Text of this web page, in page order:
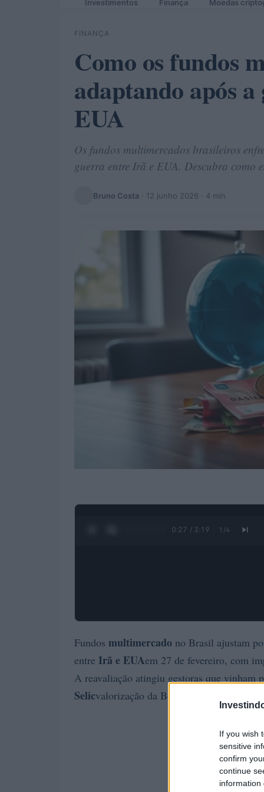
If you wish
sensitive
confirm
continue
information
Investimentos Finança Moedas
FINANÇA
Como os fundos
adaptando após
EUA
Os fundos multimercados brasileiros
guerra entre Irã e EUA. Descubra como
Bruno Costa · 12 junho 2026 · 4 min
0:28 / 3:19 1 /4
Fundos multimercado no Brasil ajustam
entre Irã e EUAem 27 de fevereiro, com
A reavaliação atingiu gestoras que vinham
Selicvalorização da Bolsa e do real —